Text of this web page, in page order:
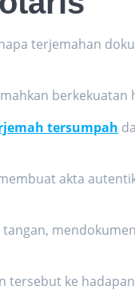
terjemahan
berkekuatan
tersumpah
akta
tersebut ke